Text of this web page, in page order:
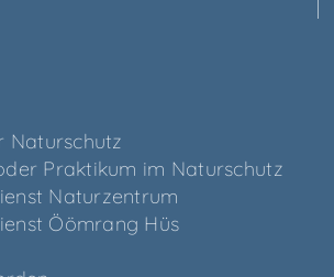
Naturschutz
Prak­ti­kum im Naturschutz
Naturzentrum
Ööm­rang Hüs